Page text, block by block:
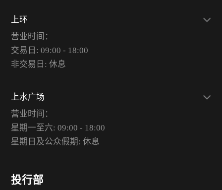
上环
营业时间：
交易日: 09:00 - 18:00
非交易日: 休息
上水广场
营业时间：
星期一至六: 09:00 - 18:00
星期日及公众假期: 休息
投行部